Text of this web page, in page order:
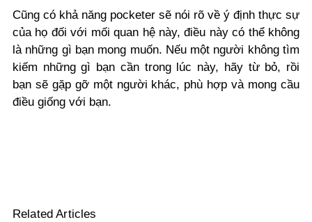
Cũng có khả năng pocketer sẽ nói rõ về ý định thực sự
của họ đối với mối quan hệ này, điều này có thể không
là những gì bạn mong muốn. Nếu một người không tìm
kiếm những gì bạn cần trong lúc này, hãy từ bỏ, rồi
bạn sẽ gặp gỡ một người khác, phù hợp và mong cầu
điều giống với bạn.
Related Articles